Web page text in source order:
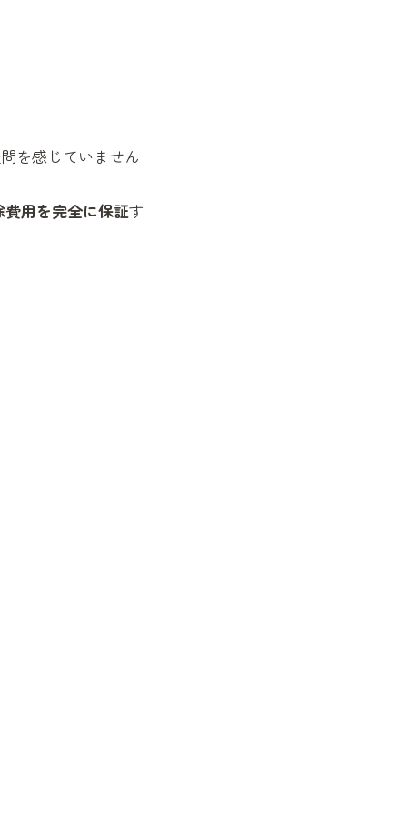
を感じていません
用を完全に保証す